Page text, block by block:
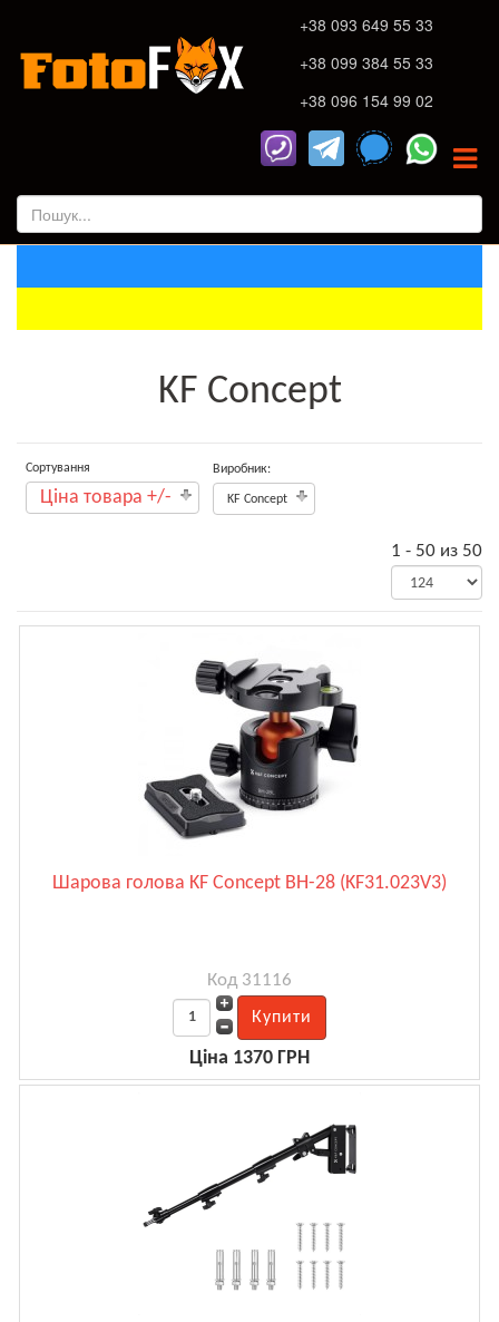
+38 093 649 55 33
+38 099 384 55 33
+38 096 154 99 02
KF Concept
Сортування
Ціна товара +/-
Виробник:
KF Concept
1 - 50 из 50
Шарова голова KF Concept BH-28 (KF31.023V3)
Код 31116
Ціна 1370 ГРН